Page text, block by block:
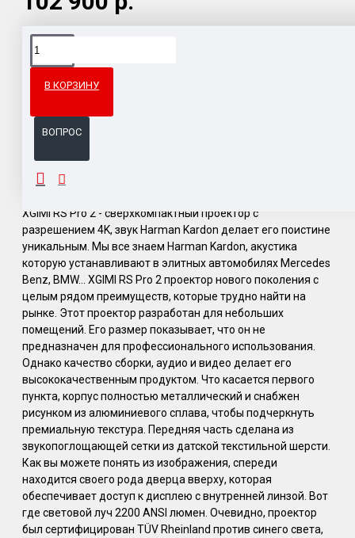
В КОРЗИНУ
ВОПРОС
Доставка товара по всему Таможенному союзу.
ОПИСАНИЕ
XGIMI RS Pro 2 - сверхкомпактный проектор с
разрешением 4K, звук Harman Kardon делает его поистине
уникальным. Мы все знаем Harman Kardon, акустика
которую устанавливают в элитных автомобилях Mercedes
Benz, BMW... XGIMI RS Pro 2 проектор нового поколения с
целым рядом преимуществ, которые трудно найти на
рынке. Этот проектор разработан для небольших
помещений. Его размер показывает, что он не
предназначен для профессионального использования.
Однако качество сборки, аудио и видео делает его
высококачественным продуктом. Что касается первого
пункта, корпус полностью металлический и снабжен
рисунком из алюминиевого сплава, чтобы подчеркнуть
премиальную текстура. Передняя часть сделана из
звукопоглощающей сетки из датской текстильной шерсти.
Как вы можете понять из изображения, спереди
находится своего рода дверца вверху, которая
обеспечивает доступ к дисплею с внутренней линзой. Вот
где световой луч 2200 ANSI люмен. Очевидно, проектор
был сертифицирован TÜV Rheinland против синего света,